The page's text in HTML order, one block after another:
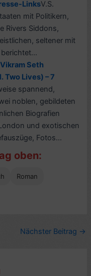
LinksV.S.
mit Politikern,
Rivers Siddons,
seltener mit
Seth
Two Lives) – 7
spannend,
noblen, gebildeten
Biografien
und exotischen
Fotos...
oben:
Roman
Nächster Beitrag →